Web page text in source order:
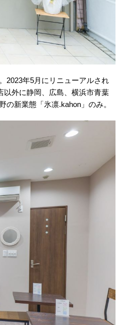
2023年5月にリニューアルされ
以外に静岡、広島、横浜市青葉
新業態「氷凛.kahon」のみ。